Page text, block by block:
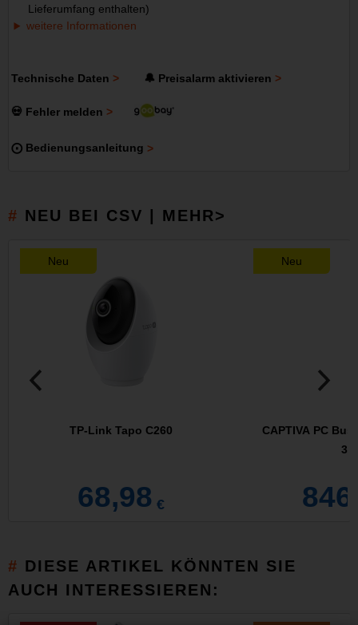
Lieferumfang enthalten)
weitere Informationen
Technische Daten 🔔 Preisalarm aktivieren
💀 Fehler melden
⨀ Bedienungsanleitung
NEU BEI CSV | MEHR>
Neu
TP-Link Tapo C260
68,98 €
Neu
CAPTIVA PC
DIESE ARTIKEL KÖNNTEN SIE
AUCH INTERESSIEREN: